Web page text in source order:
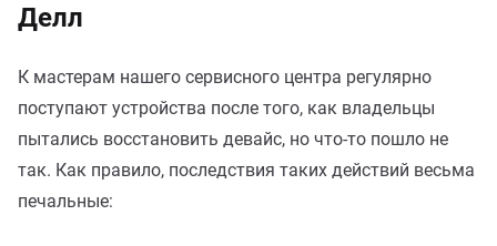
Делл
К мастерам нашего сервисного центра регулярно
поступают устройства после того, как владельцы
пытались восстановить девайс, но что-то пошло не
так. Как правило, последствия таких действий весьма
печальные: